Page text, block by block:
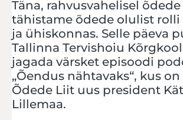
Täna, rahvusvahelisel õdede
tähistame õdede olulist
ja ühiskonnas. Selle päeva
Tallinna Tervishoiu
jagada värsket episoodi
„Õendus nähtavaks“, kus
Õdede Liit uus president
Lillemaa.